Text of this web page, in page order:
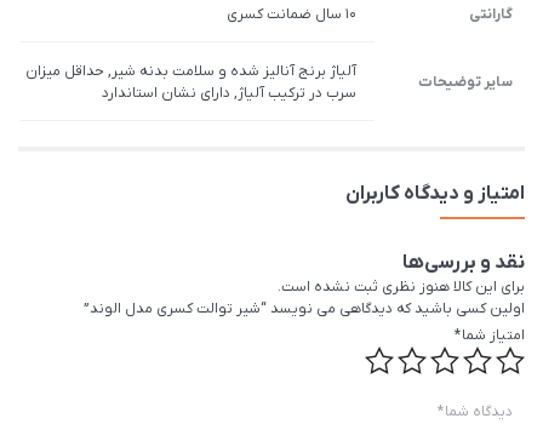
گارانتی 10 سال ضمانت کسری
سایر توضیحات
آلیاژ برنج آنالیز شده و سلامت بدنه شیر, حداقل میزان
سرب در ترکیب آلیاژ, دارای نشان استاندارد
امتیاز و دیدگاه کاربران
نقد و بررسی‌ها
برای این کالا هنوز نظری ثبت نشده است.
اولین کسی باشید که دیدگاهی می نویسد “شیر توالت کسری مدل الوند”
امتیاز شما*
دیدگاه شما*